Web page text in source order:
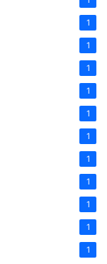
1
1
1
1
1
1
1
1
1
1
1